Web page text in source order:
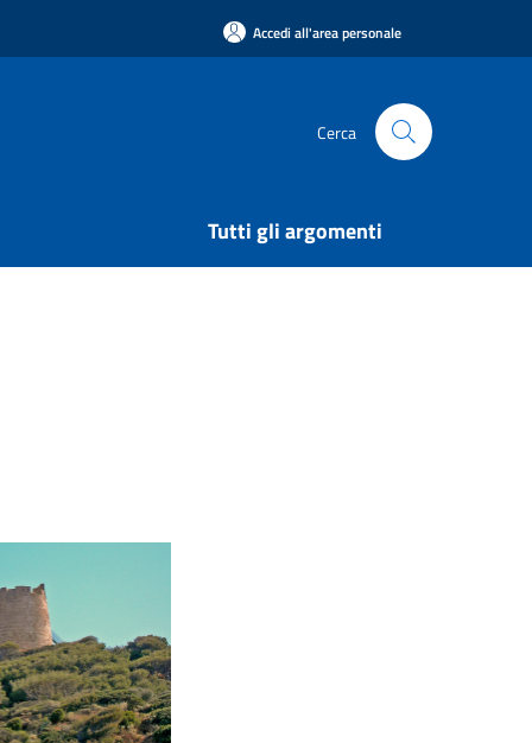
Accedi all'area personale
Cerca
Tutti gli argomenti